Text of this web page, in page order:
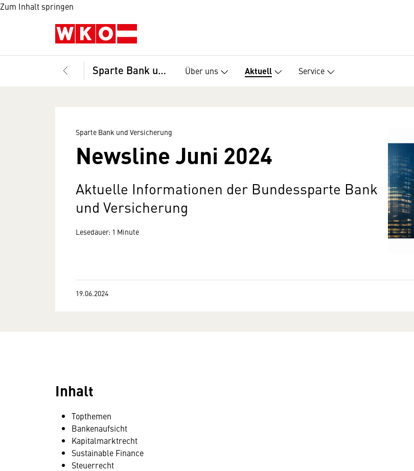
Zum Inhalt springen
Sparte Bank und Versicherung Über uns Aktuell Service
Sparte Bank und Versicherung
Newsline Juni 2024
Aktuelle Informationen der Bundessparte Bank
und Versicherung
Lesedauer: 1 Minute
19.06.2024
Inhalt
Topthemen
Bankenaufsicht
Kapitalmarktrecht
Sustainable Finance
Steuerrecht